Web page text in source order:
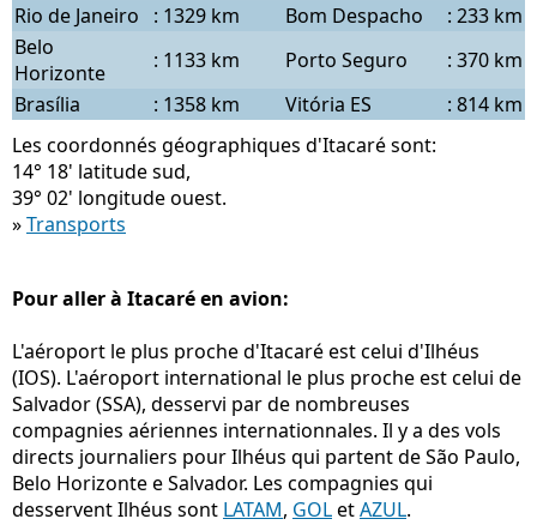
Rio de Janeiro
: 1329 km Bom Despacho : 233 km
Belo
Horizonte
: 1133 km Porto Seguro : 370 km
Brasília
: 1358 km Vitória ES : 814 km
Les coordonnés géographiques d'Itacaré sont:
14° 18' latitude sud,
39° 02' longitude ouest.
»Transports
Pour aller à Itacaré en avion:
L'aéroport le plus proche d'Itacaré est celui d'Ilhéus
(IOS). L'aéroport international le plus proche est celui de
Salvador (SSA), desservi par de nombreuses
compagnies aériennes internationnales. Il y a des vols
directs journaliers pour Ilhéus qui partent de São Paulo,
Belo Horizonte e Salvador. Les compagnies qui
desservent Ilhéus sont LATAM, GOLetAZUL.